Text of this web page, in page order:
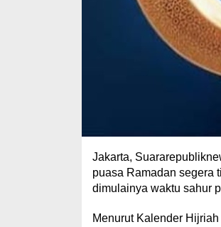
Jakarta,
puasa Ramadan segera
dimulainya waktu sahur
Menurut Kalender